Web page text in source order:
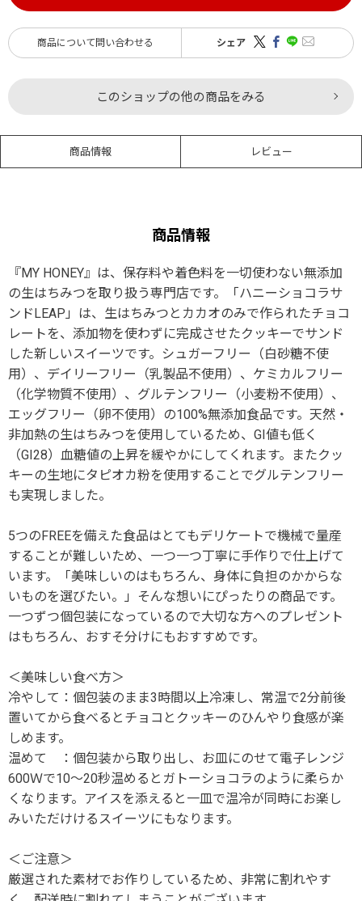
商品について問い合わせる シェア
このショップの他の商品をみる
商品情報 レビュー
商品情報
『MY HONEY』は、保存料や着色料を一切使わない無添加
の生はちみつを取り扱う専門店です。「ハニーショコラサ
ンドLEAP」は、生はちみつとカカオのみで作られたチョコ
レートを、添加物を使わずに完成させたクッキーでサンド
した新しいスイーツです。シュガーフリー（白砂糖不使
用）、デイリーフリー（乳製品不使用）、ケミカルフリー
（化学物質不使用）、グルテンフリー（小麦粉不使用）、
エッグフリー（卵不使用）の100%無添加食品です。天然・
非加熱の生はちみつを使用しているため、GI値も低く
（GI28）血糖値の上昇を緩やかにしてくれます。またクッ
キーの生地にタピオカ粉を使用することでグルテンフリー
も実現しました。
5つのFREEを備えた食品はとてもデリケートで機械で量産
することが難しいため、一つ一つ丁寧に手作りで仕上げて
います。「美味しいのはもちろん、身体に負担のかからな
いものを選びたい。」そんな想いにぴったりの商品です。
一つずつ個包装になっているので大切な方へのプレゼント
はもちろん、おすそ分けにもおすすめです。
＜美味しい食べ方＞
冷やして：個包装のまま3時間以上冷凍し、常温で2分前後
置いてから食べるとチョコとクッキーのひんやり食感が楽
しめます。
温めて ：個包装から取り出し、お皿にのせて電子レンジ
600Ｗで10～20秒温めるとガトーショコラのように柔らか
くなります。アイスを添えると一皿で温冷が同時にお楽し
みいただけけるスイーツにもなります。
＜ご注意＞
厳選された素材でお作りしているため、非常に割れやす